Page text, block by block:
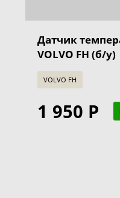
Датчик
VOLVO FH (б/у)
VOLVO FH
1 950 Р